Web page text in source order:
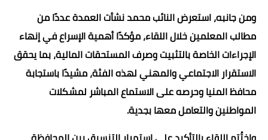
ومن جانبه، استعرض النائب محمد نشأت العمدة عددًا من
مطالب المعلمين خلال اللقاء، مؤكدًا أهمية الإسراع في إنهاء
الإجراءات الخاصة بالتثبيت وصرف المستحقات المالية، بما يحقق
الاستقرار الاجتماعي والمهني لهذه الفئة، مشيدًا باستجابة
محافظ المنيا وحرصه على الاستماع المباشر لمشكلات
المواطنين والتعامل معها بجدية.